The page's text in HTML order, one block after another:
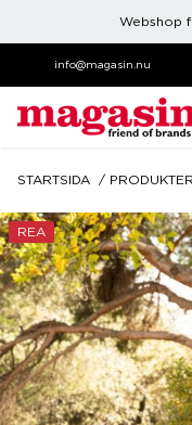
Webshop
info@magasin.nu
STARTSIDA PRODUKTER
REA